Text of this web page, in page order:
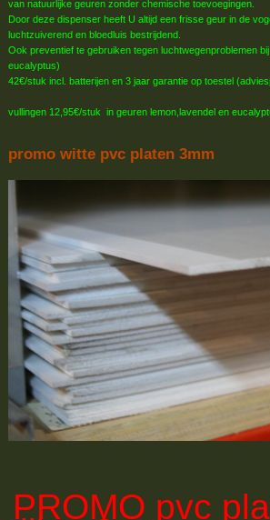
van natuurlijke geuren zonder chemische toevoegingen.
Door deze dispenser heeft U altijd een frisse geur in de
luchtzuiverend en bloedluis bestrijdend.
Ook preventief te gebruiken tegen luchtwegenproblemen
eucalyptus)
42€/stuk incl. batterijen en 3 jaar garantie op toestel
vullingen 12,95€/stuk in geuren lemon,lavendel en
promo witte pvc platen 3mm
PROMO pvc